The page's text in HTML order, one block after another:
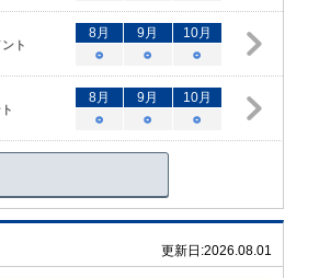
ト
8月 9月 10月
○
○ ○
8月 9月 10月
○
○ ○
更新日:2026.08.01